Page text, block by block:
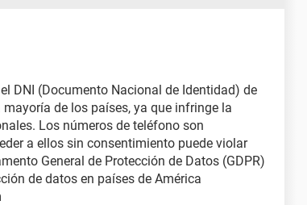
DNI (Documento Nacional de Identidad) de
de los países, ya que infringe la
Los números de teléfono son
a ellos sin consentimiento puede violar
General de Protección de Datos (GDPR)
de datos en países de América